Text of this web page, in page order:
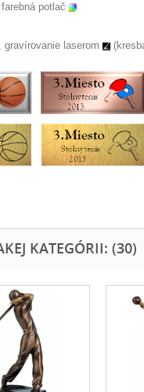
potlač
gravírovanie laserom
KATEGÓRII: (30)